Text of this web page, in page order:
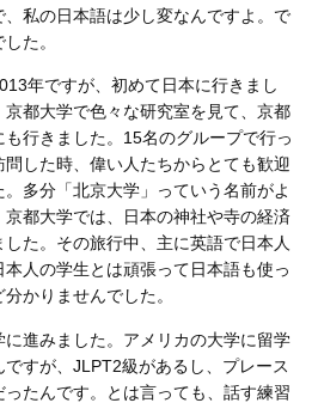
私の日本語は少し変なんですよ。で
た。
年ですが、初めて日本に行きまし
都大学で色々な研究室を見て、京都
行きました。15名のグループで行っ
した時、偉い人たちからとても歓迎
多分「北京大学」っていう名前がよ
都大学では、日本の神社や寺の経済
た。その旅行中、主に英語で日本人
人の学生とは頑張って日本語も使っ
かりませんでした。
進みました。アメリカの大学に留学
すが、JLPT2級があるし、プレース
ったんです。とは言っても、話す練習